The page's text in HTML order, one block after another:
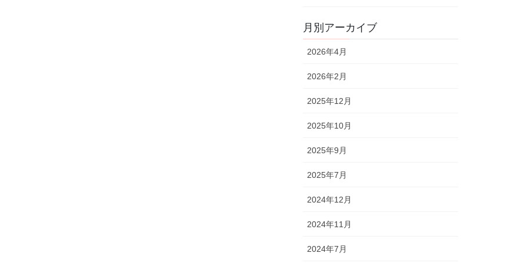
月別アーカイブ
2026年4月
2026年2月
2025年12月
2025年10月
2025年9月
2025年7月
2024年12月
2024年11月
2024年7月